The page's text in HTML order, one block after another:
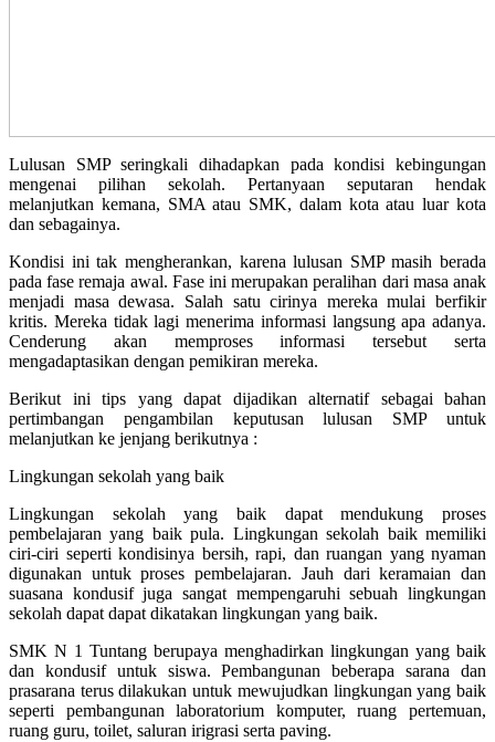
Lulusan SMP seringkali dihadapkan pada kondisi kebingungan
mengenai pilihan sekolah. Pertanyaan seputaran hendak
melanjutkan kemana, SMA atau SMK, dalam kota atau luar kota
dan sebagainya.
Kondisi ini tak mengherankan, karena lulusan SMP masih berada
pada fase remaja awal. Fase ini merupakan peralihan dari masa anak
menjadi masa dewasa. Salah satu cirinya mereka mulai berfikir
kritis. Mereka tidak lagi menerima informasi langsung apa adanya.
Cenderung akan memproses informasi tersebut serta
mengadaptasikan dengan pemikiran mereka.
Berikut ini tips yang dapat dijadikan alternatif sebagai bahan
pertimbangan pengambilan keputusan lulusan SMP untuk
melanjutkan ke jenjang berikutnya :
Lingkungan sekolah yang baik
Lingkungan sekolah yang baik dapat mendukung proses
pembelajaran yang baik pula. Lingkungan sekolah baik memiliki
ciri-ciri seperti kondisinya bersih, rapi, dan ruangan yang nyaman
digunakan untuk proses pembelajaran. Jauh dari keramaian dan
suasana kondusif juga sangat mempengaruhi sebuah lingkungan
sekolah dapat dapat dikatakan lingkungan yang baik.
SMK N 1 Tuntang berupaya menghadirkan lingkungan yang baik
dan kondusif untuk siswa. Pembangunan beberapa sarana dan
prasarana terus dilakukan untuk mewujudkan lingkungan yang baik
seperti pembangunan laboratorium komputer, ruang pertemuan,
ruang guru, toilet, saluran irigrasi serta paving.